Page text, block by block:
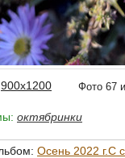
900x1200 Фото
октябринки
Осень 2022 г.С